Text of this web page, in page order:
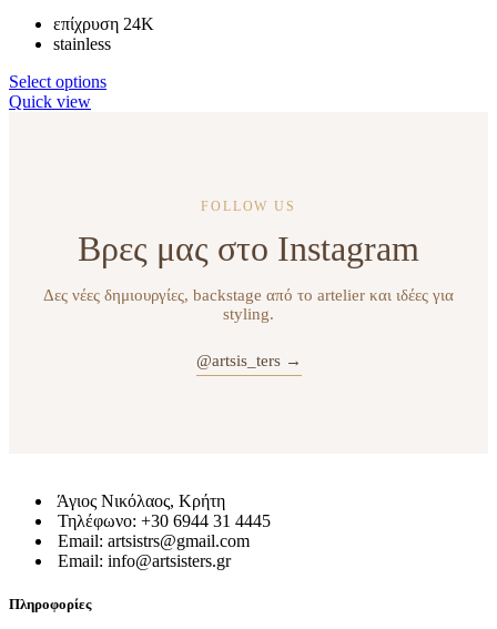
επίχρυση 24K
stainless
Select options
Quick view
FOLLOW US
Βρες μας στο Instagram
Δες νέες δημιουργίες, backstage από το artelier και ιδέες για
styling.
@artsis_ters →
Άγιος Νικόλαος, Κρήτη
Τηλέφωνο: +30 6944 31 4445
Email: artsistrs@gmail.com
Email: info@artsisters.gr
Πληροφορίες